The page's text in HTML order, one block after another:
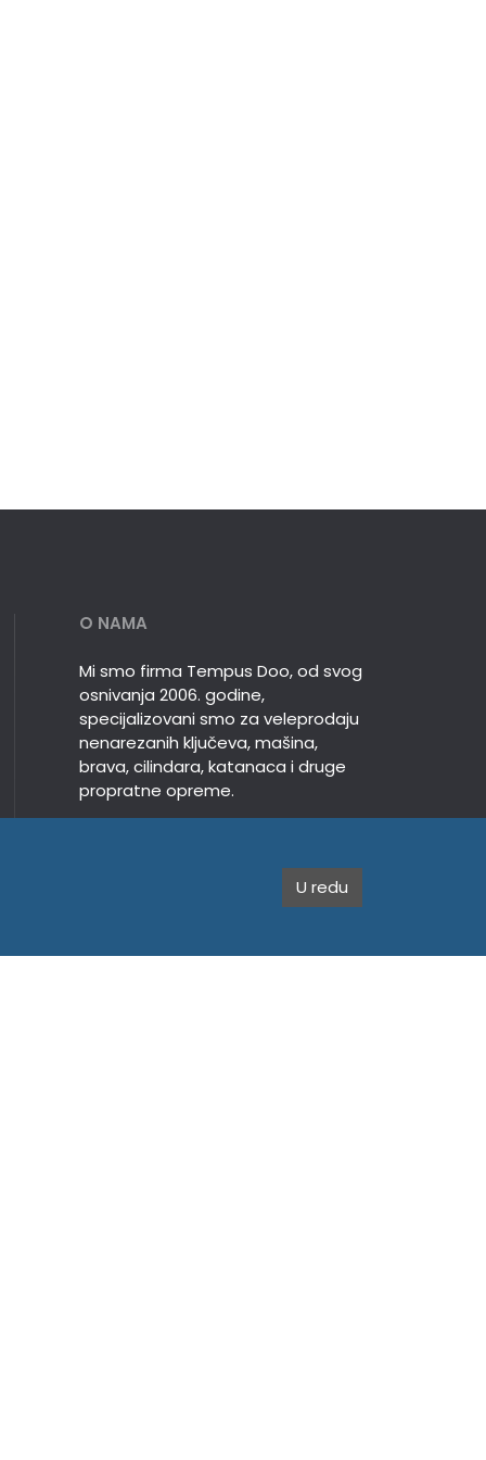
O NAMA
Mi smo firma Tempus Doo, od svog
osnivanja 2006. godine,
specijalizovani smo za veleprodaju
nenarezanih ključeva, mašina,
brava, cilindara, katanaca i druge
propratne opreme.
U redu